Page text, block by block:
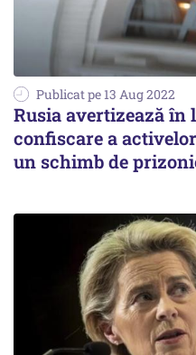
Publicat pe 13 Aug 2022
Rusia avertizează în
confiscare a
un schimb de